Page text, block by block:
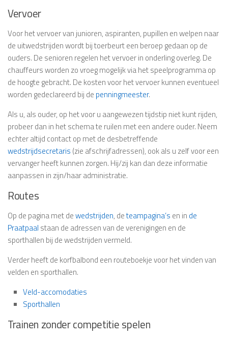
Vervoer
Voor het vervoer van junioren, aspiranten, pupillen en welpen naar
de uitwedstrijden wordt bij toerbeurt een beroep gedaan op de
ouders. De senioren regelen het vervoer in onderling overleg. De
chauffeurs worden zo vroeg mogelijk via het speelprogramma op
de hoogte gebracht. De kosten voor het vervoer kunnen eventueel
worden gedeclareerd bij de penningmeester.
Als u, als ouder, op het voor u aangewezen tijdstip niet kunt rijden,
probeer dan in het schema te ruilen met een andere ouder. Neem
echter altijd contact op met de desbetreffende
wedstrijdsecretaris (zie afschrijfadressen), ook als u zelf voor een
vervanger heeft kunnen zorgen. Hij/zij kan dan deze informatie
aanpassen in zijn/haar administratie.
Routes
Op de pagina met dewedstrijden, deteampagina’s en in de
Praatpaal staan de adressen van de verenigingen en de
sporthallen bij de wedstrijden vermeld.
Verder heeft de korfbalbond een routeboekje voor het vinden van
velden en sporthallen.
Veld-accomodaties
Sporthallen
Trainen zonder competitie spelen